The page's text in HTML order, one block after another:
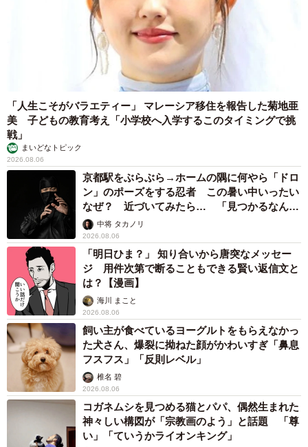
「人生こそがバラエティー」 マレーシア移住を報告した菊地亜
美 子どもの教育考え「小学校へ入学するこのタイミングで挑
戦」
まいどなトピック
2026.08.06
京都駅をぶらぶら→ホームの隅に何やら「ドロ
ン」のポーズをする忍者 この暑い中いったい
なぜ？ 近づいてみたら… 「見つかるなんて
未熟」中将 タカノリ
2026.08.06
「明日ひま？」 知り合いから唐突なメッセー
ジ 用件次第で断ることもできる賢い返信文と
は？【漫画】
海川 まこと
2026.08.06
飼い主が食べているヨーグルトをもらえなかっ
た犬さん、爆裂に拗ねた顔がかわいすぎ「鼻息
フスフス」「反則レベル」
椎名 碧
2026.08.06
コガネムシを見つめる猫とパパ、偶然生まれた
神々しい構図が「宗教画のよう」と話題 「尊
い」「ていうかライオンキング」